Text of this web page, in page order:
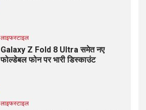
लाइफस्टाइल
Galaxy Z Fold 8 Ultra समेत नए
फोल्डेबल फोन पर भारी डिस्काउंट
लाइफस्टाइल